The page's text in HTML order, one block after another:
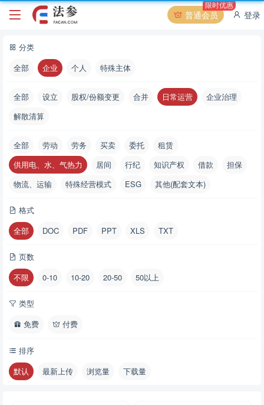
普通会员
限时优惠
登录
分类
全部
企业 个人 特殊主体
全部 设立 股权/份额变更 合并 日常运营
企业治理
解散清算
全部 劳动 劳务 买卖 委托
租赁
供用电、水、气热力
居间 行纪 知识产权 借款
担保
物流、运输
特殊经营模式 ESG 其他(配套文本)
格式
全部
DOC PDF PPT XLS TXT
页数
不限
0-10 10-20 20-50 50以上
类型
免费
付费
排序
默认
最新上传 浏览量 下载量